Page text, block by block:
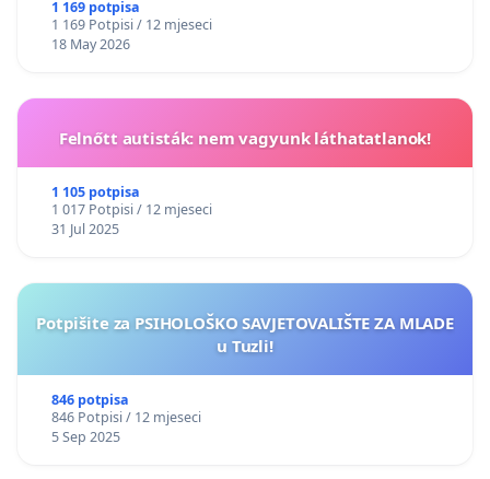
1 169 potpisa
1 169 Potpisi / 12 mjeseci
18 May 2026
Felnőtt autisták: nem vagyunk láthatatlanok!
1 105 potpisa
1 017 Potpisi / 12 mjeseci
31 Jul 2025
Potpišite za PSIHOLOŠKO SAVJETOVALIŠTE ZA MLADE
u Tuzli!
846 potpisa
846 Potpisi / 12 mjeseci
5 Sep 2025